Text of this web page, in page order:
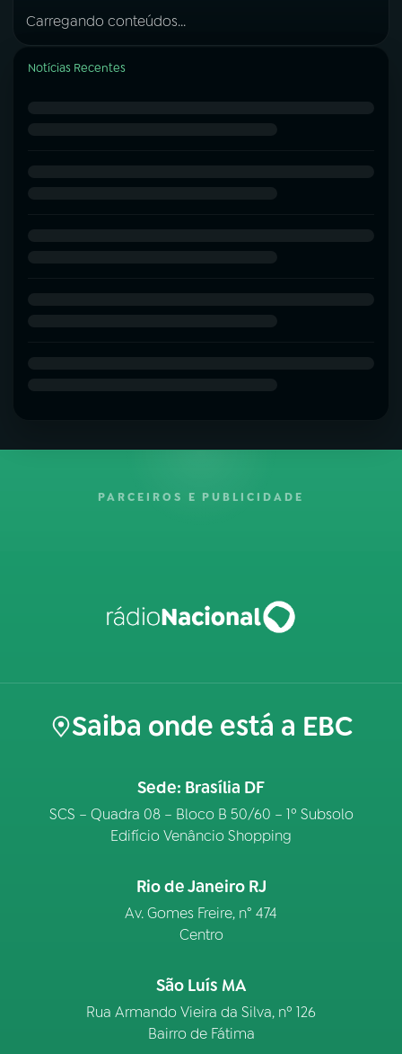
Carregando conteúdos...
Notícias Recentes
PARCEIROS E PUBLICIDADE
Saiba onde está a EBC
Sede: Brasília DF
SCS – Quadra 08 – Bloco B 50/60 – 1º Subsolo
Edifício Venâncio Shopping
Rio de Janeiro RJ
Av. Gomes Freire, n° 474
Centro
São Luís MA
Rua Armando Vieira da Silva, nº 126
Bairro de Fátima